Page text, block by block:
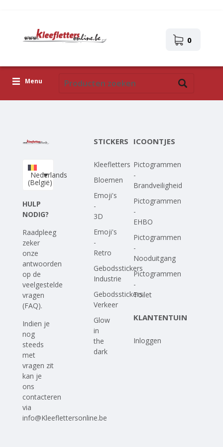
0
Menu
Upload je eigen ontwerp
Corona Covid-19
Nederlands
(België)
HULP
NODIG?
Raadpleeg
zeker
onze
antwoorden
op de
veelgestelde
vragen
(FAQ).
Indien je
nog
steeds
met
vragen zit
kan je
ons
contacteren
via
info@Kleeflettersonline.be
STICKERS
Kleefletters
Bloemen
Emoji's
-
3D
Emoji's
-
Retro
Gebodsstickers
Industrie
Gebodsstickers
Verkeer
Glow
in
the
dark
ICOONTJES
Pictogrammen
-
Brandveiligheid
Pictogrammen
-
EHBO
Pictogrammen
-
Nooduitgang
Pictogrammen
-
Toilet
KLANTENTUIN
Inloggen